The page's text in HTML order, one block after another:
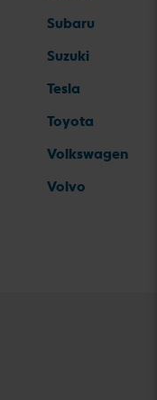
Subaru
Suzuki
Tesla
Toyota
Volkswagen
Volvo